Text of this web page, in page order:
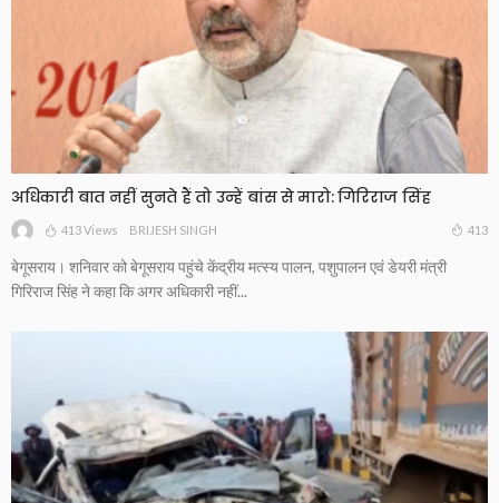
अधिकारी बात नहीं सुनते हैं तो उन्हें बांस से मारो: गिरिराज सिंह
413 Views BRIJESH SINGH 413
बेगूसराय। शनिवार को बेगूसराय पहुंचे केंद्रीय मत्स्य पालन, पशुपालन एवं डेयरी मंत्री
गिरिराज सिंह ने कहा कि अगर अधिकारी नहीं...